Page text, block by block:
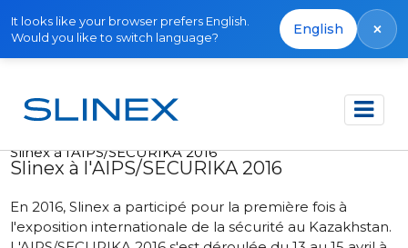
It looks like your browser prefers English.
Would you like to switch language?
English ×
Accueil Actualités
Slinex à l'AIPS/SECURIKA 2016
Slinex à l'AIPS/SECURIKA 2016
En 2016, Slinex a participé pour la première fois à
l'exposition internationale de la sécurité au Kazakhstan.